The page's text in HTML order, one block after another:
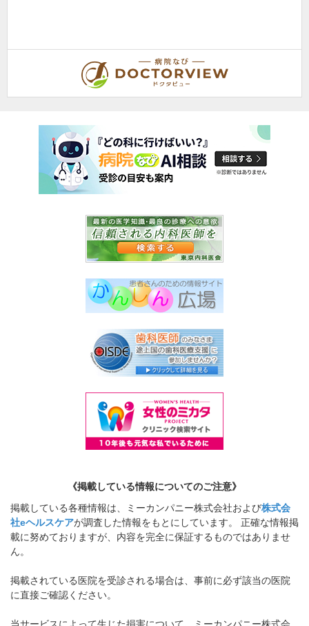
《掲載している情報についてのご注意》
掲載している各種情報は、ミーカンパニー株式会社および株式会
社eヘルスケアが調査した情報をもとにしています。 正確な情報掲
載に努めておりますが、内容を完全に保証するものではありませ
ん。
掲載されている医院を受診される場合は、事前に必ず該当の医院
に直接ご確認ください。